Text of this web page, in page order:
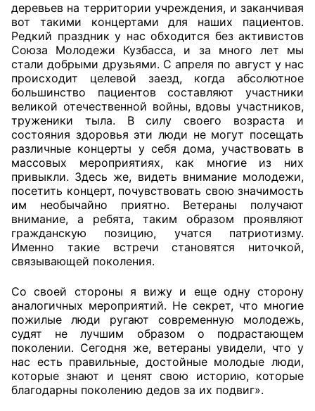
деревьев на территории учреждения, и заканчивая
вот такими концертами для наших пациентов.
Редкий праздник у нас обходится без активистов
Союза Молодежи Кузбасса, и за много лет мы
стали добрыми друзьями. С апреля по август у нас
происходит целевой заезд, когда абсолютное
большинство пациентов составляют участники
великой отечественной войны, вдовы участников,
труженики тыла. В силу своего возраста и
состояния здоровья эти люди не могут посещать
различные концерты у себя дома, участвовать в
массовых мероприятиях, как многие из них
привыкли. Здесь же, видеть внимание молодежи,
посетить концерт, почувствовать свою значимость
им необычайно приятно. Ветераны получают
внимание, а ребята, таким образом проявляют
гражданскую позицию, учатся патриотизму.
Именно такие встречи становятся ниточкой,
связывающей поколения.
Со своей стороны я вижу и еще одну сторону
аналогичных мероприятий. Не секрет, что многие
пожилые люди ругают современную молодежь,
судят не лучшим образом о подрастающем
поколении. Сегодня же, ветераны увидели, что у
нас есть правильные, достойные молодые люди,
которые знают и ценят свою историю, которые
благодарны поколению дедов за их подвиг».